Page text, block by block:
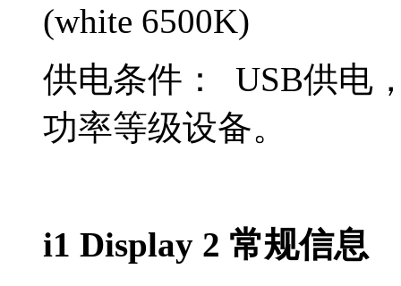
(white 6500K)
供电条件： USB供电
功率等级设备。
i1 Display 2 常规信息